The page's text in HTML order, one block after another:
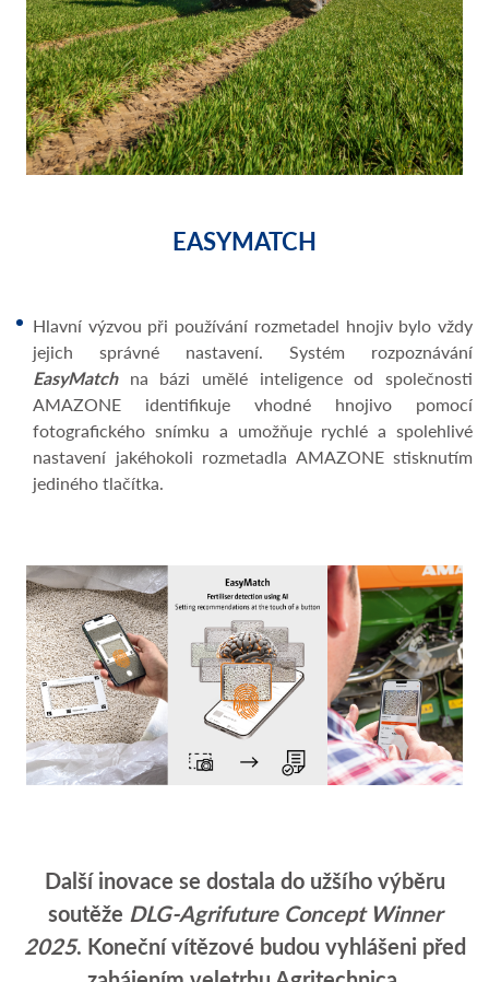
EASYMATCH
Hlavní výzvou při používání rozmetadel hnojiv bylo vždy
jejich správné nastavení. Systém rozpoznávání
EasyMatchna bázi umělé inteligence od společnosti
AMAZONE identifikuje vhodné hnojivo pomocí
fotografického snímku a umožňuje rychlé a spolehlivé
nastavení jakéhokoli rozmetadla AMAZONE stisknutím
jediného tlačítka.
Další inovace se dostala do užšího výběru
soutěže DLG-Agrifuture Concept Winner
2025. Koneční vítězové budou vyhlášeni před